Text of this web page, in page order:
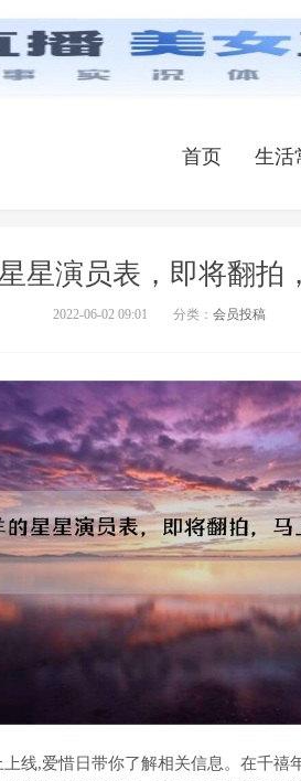
首页 生活
星演员表，即将翻拍
2022-06-02 09:01 分类： 会员投稿
线,爱惜日带你了解相关信息。在千禧